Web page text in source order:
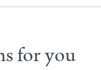
for you